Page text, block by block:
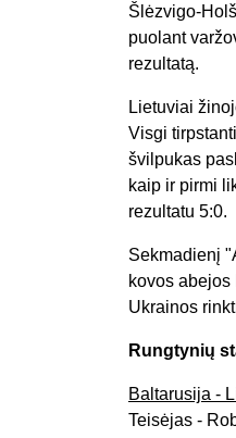
Šlėzvigo-
puolant
rezultatą.
Lietuviai
Visgi
švilpukas
kaip ir pirmi
rezultatu 5:0.
Sekmadienį
kovos
Ukrainos
Rungtynių
Baltarusija -
Teisėjas -